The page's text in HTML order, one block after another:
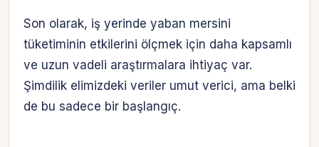
Son olarak, iş yerinde yaban mersini
tüketiminin etkilerini ölçmek için daha kapsamlı
ve uzun vadeli araştırmalara ihtiyaç var.
Şimdilik elimizdeki veriler umut verici, ama belki
de bu sadece bir başlangıç.